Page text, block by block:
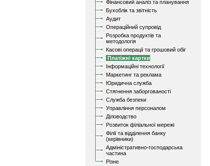
Фінансовий аналіз та планування
Бухоблік та звітність
Аудит
Операційний супровід
Розробка продуктів та
методологія
Касові операції та грошовий обіг
Платіжні картки
Інформаційні технології
Маркетинг та реклама
Юридична служба
Стягнення заборгованості
Служба безпеки
Управління персоналом
Діловодство
Розвиток філіальної мережі
Філії та відділення банку
(керівники)
Адміністративно-господарська
частина
Різне